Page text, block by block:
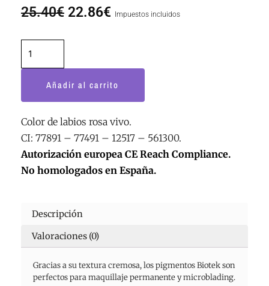
25.40€ El
25.40€.
22.86€ El
22.86€.
Impuestos incluidos
cantidadAñadir al carrito
Color de labios rosa vivo.
CI: 77891 – 77491 – 12517 – 561300.
Autorización europea CE Reach Compliance.
No homologados en España.
Descripción
Valoraciones (0)
Gracias a su textura cremosa, los pigmentos Biotek son
perfectos para maquillaje permanente y microblading.